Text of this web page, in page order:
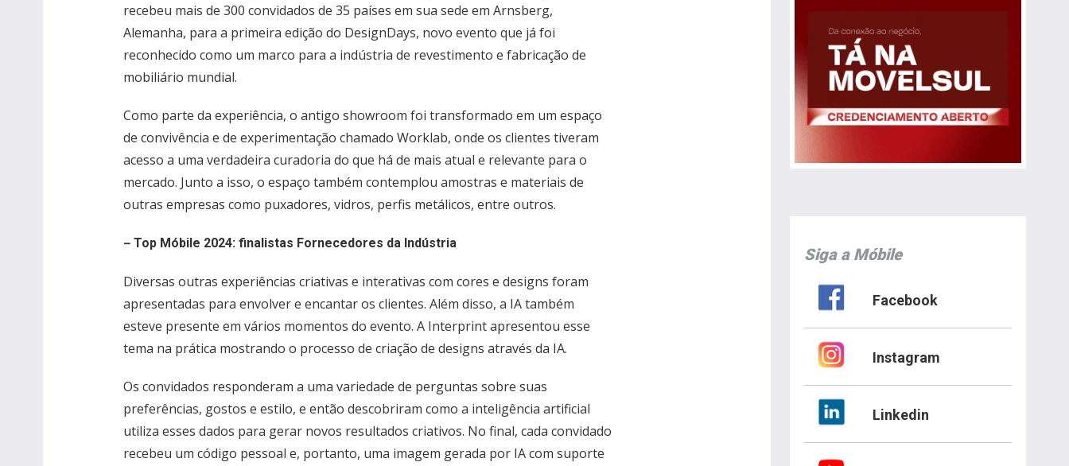
recebeu mais de 300 convidados de 35 países em sua sede em Arnsberg,
Alemanha, para a primeira edição do DesignDays, novo evento que já foi
reconhecido como um marco para a indústria de revestimento e fabricação de
mobiliário mundial.
Como parte da experiência, o antigo showroom foi transformado em um espaço
de convivência e de experimentação chamado Worklab, onde os clientes tiveram
acesso a uma verdadeira curadoria do que há de mais atual e relevante para o
mercado. Junto a isso, o espaço também contemplou amostras e materiais de
outras empresas como puxadores, vidros, perfis metálicos, entre outros.
– Top Móbile 2024: finalistas Fornecedores da Indústria
Diversas outras experiências criativas e interativas com cores e designs foram
apresentadas para envolver e encantar os clientes. Além disso, a IA também
esteve presente em vários momentos do evento. A Interprint apresentou esse
tema na prática mostrando o processo de criação de designs através da IA.
Os convidados responderam a uma variedade de perguntas sobre suas
preferências, gostos e estilo, e então descobriram como a inteligência artificial
utiliza esses dados para gerar novos resultados criativos. No final, cada convidado
recebeu um código pessoal e, portanto, uma imagem gerada por IA com suporte
Siga a Móbile
Facebook
Instagram
Linkedin